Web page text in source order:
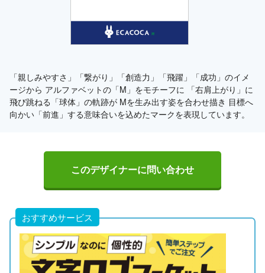
「親しみやすさ」「繋がり」「創造力」「飛躍」「成功」のイメ
ージから アルファベットの「M」をモチーフに 「右肩上がり」に
飛び跳ねる「球体」の軌跡が Mを生み出す姿を合わせ描き 目標へ
向かい「前進」する意味合いを込めたマークを表現しています。
このデザイナーに問い合わせ
おすすめサービス